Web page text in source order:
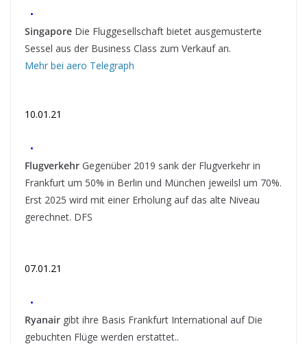
•
Singapore Die Fluggesellschaft bietet ausgemusterte
Sessel aus der Business Class zum Verkauf an.
Mehr bei aero Telegraph
10.01.21
•
Flugverkehr Gegenüber 2019 sank der Flugverkehr in
Frankfurt um 50% in Berlin und München jeweilsl um 70%.
Erst 2025 wird mit einer Erholung auf das alte Niveau
gerechnet. DFS
07.01.21
•
Ryanair gibt ihre Basis Frankfurt International auf Die
gebuchten Flüge werden erstattet..